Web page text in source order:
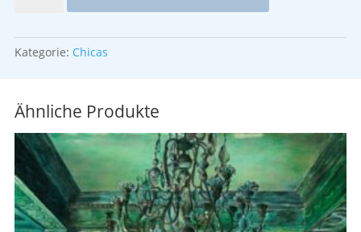
rot
Kategorie: Chicas
Ähnliche Produkte